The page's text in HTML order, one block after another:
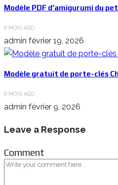
Modèle PDF d’amigurumi du
6 MOIS AGO
admin février 19, 2026
Modèle gratuit de porte-clés
6 MOIS AGO
admin février 9, 2026
Leave a Response
Comment